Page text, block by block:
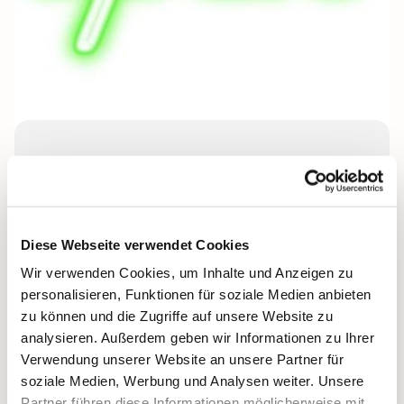
Diese Webseite verwendet Cookies
Wir verwenden Cookies, um Inhalte und Anzeigen zu
personalisieren, Funktionen für soziale Medien anbieten
zu können und die Zugriffe auf unsere Website zu
analysieren. Außerdem geben wir Informationen zu Ihrer
Verwendung unserer Website an unsere Partner für
soziale Medien, Werbung und Analysen weiter. Unsere
Montag, 31. Mai 2027, 17:00 - 18:30
Lichtenplatzer Kapelle
Leitung: Cosima Bockmühl